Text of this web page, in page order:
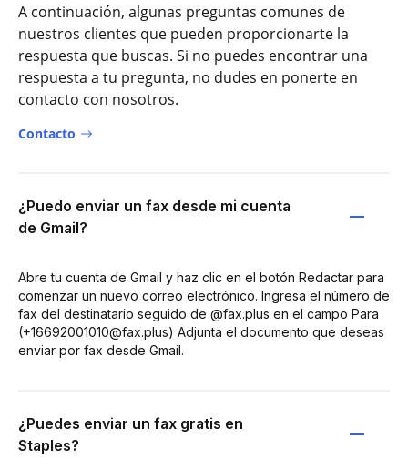
A continuación, algunas preguntas comunes de
nuestros clientes que pueden proporcionarte la
respuesta que buscas. Si no puedes encontrar una
respuesta a tu pregunta, no dudes en ponerte en
contacto con nosotros.
Contacto
¿Puedo enviar un fax desde mi cuenta
de Gmail?
Abre tu cuenta de Gmail y haz clic en el botón Redactar para
comenzar un nuevo correo electrónico. Ingresa el número de
fax del destinatario seguido de @fax.plus en el campo Para
(+16692001010@fax.plus) Adjunta el documento que deseas
enviar por fax desde Gmail.
¿Puedes enviar un fax gratis en
Staples?